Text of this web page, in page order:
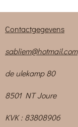
Contactgegevens
sabliem@hotmail.com
de ulekamp 80
8501 NT Joure
KVK : 83808906